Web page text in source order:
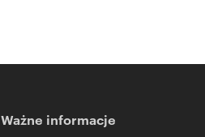
Ważne informacje